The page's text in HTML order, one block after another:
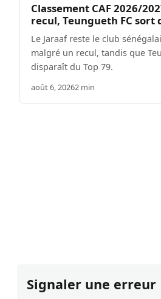
Classement CAF 2026/
recul, Teungueth FC sort
Le Jaraaf reste le club
malgré un recul, tandis que
disparaît du Top 79.
août 6, 20262 min
Signaler une erreur